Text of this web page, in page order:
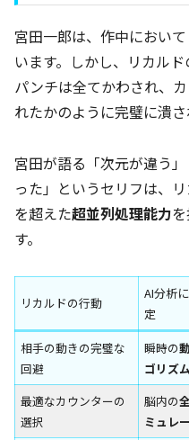
宮田一郎は、作中におい
います。しかし、リカル
パンチは全てかわされ、
れたかのように完璧に潰さ
宮田が語る「次元が違う
った」というセリフは、
を超えた超並列処理能力
す。
リカルドの行動
AI分析
定
相手の動きの完璧な
回避
瞬時の
ゴリズ
最適なカウンターの
選択
脳内の
ミュレ